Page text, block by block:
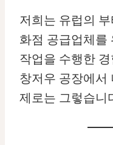
저희는 유럽의
화점 공급업체를
작업을 수행한
창저우 공장에서
제로는 그렇습니